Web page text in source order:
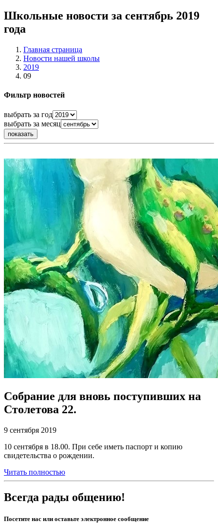
Школьные новости за сентябрь 2019
года
Главная страница
Новости нашей школы
2019
09
Фильтр новостей
выбрать за год
выбрать за месяц
Собрание для вновь поступивших на
Столетова 22.
9 сентября 2019
10 сентября в 18.00. При себе иметь паспорт и копию
свидетельства о рождении.
Читать полностью
Всегда рады общению!
Посетите нас или оставьте электронное сообщение